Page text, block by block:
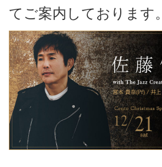
てご案内しております。